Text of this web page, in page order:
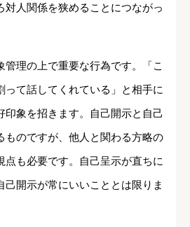
対人関係を狭めることにつながっ
管理の上で重要な行為です。「こ
って話してくれている」と相手に
印象を招きます。自己開示と自己
ものですが、他人と関わる方略の
点も必要です。自己呈示が直ちに
己開示が常にいいこととは限りま